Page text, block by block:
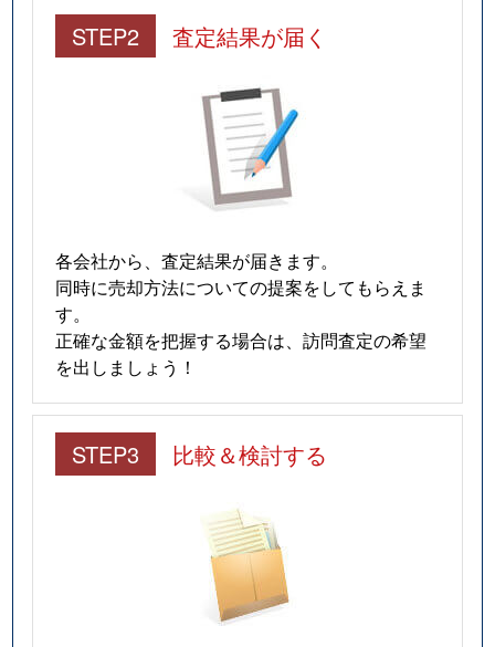
STEP2 査定結果が届く
各会社から、査定結果が届きます。
同時に売却方法についての提案をしてもらえま
す。
正確な金額を把握する場合は、訪問査定の希望
を出しましょう！
STEP3 比較＆検討する